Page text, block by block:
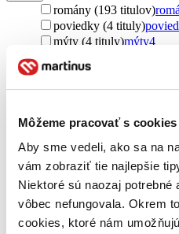
Môžeme pracovať s
Aby sme vedeli, ako sa na
vám zobraziť tie najlepšie
Niektoré sú naozaj
vôbec nefungovala. Okrem
cookies, ktoré nám
romány (193 titulov)
poviedky (4 tituly)
mýty (4 tituly)mýty4
legendy (2 tituly)
Ďalšie možnosti
Podžáner
Rok vydania
2026 (0 titulov)
2026
2025 (0 titulov)
2024 (0 titulov)2024
2023 (0 titulov)2023